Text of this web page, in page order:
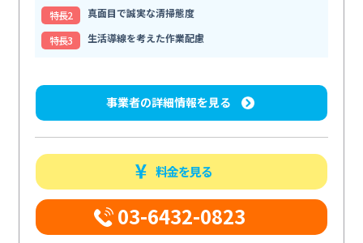
特⻑2
真面目で誠実な清掃態度
特⻑3
生活導線を考えた作業配慮
事業者の詳細情報を見る
料金を見る
03-6432-0823